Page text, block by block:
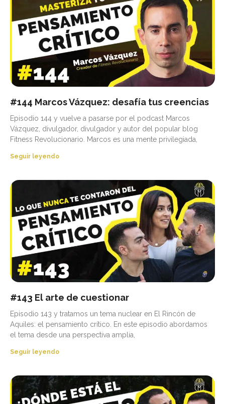
#144 Marcos Vázquez: desafía tus creencias
Episodio 144 y vuelve a pasarse por el podcast Marcos
Vázquez, divulgador, divulgador y autor del popular blog
Fitness Revolucionario. Marcos es una mente privilegiada,
Seguir leyendo
#143 El arte de cuestionar
Episodio 143 y tratamos un tema nuclear en El Rincón de
Aquiles: el pensamiento crítico. En este episodio abordamos
el tema desde una perspectiva amplia,
Seguir leyendo